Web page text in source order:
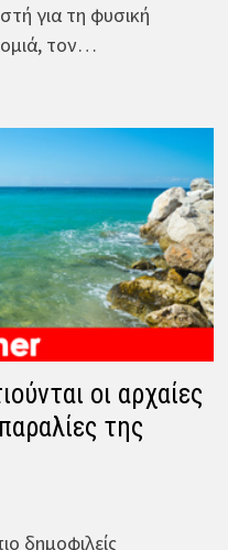
για τη φυσική
τον…
οι αρχαίες
της
δημοφιλείς